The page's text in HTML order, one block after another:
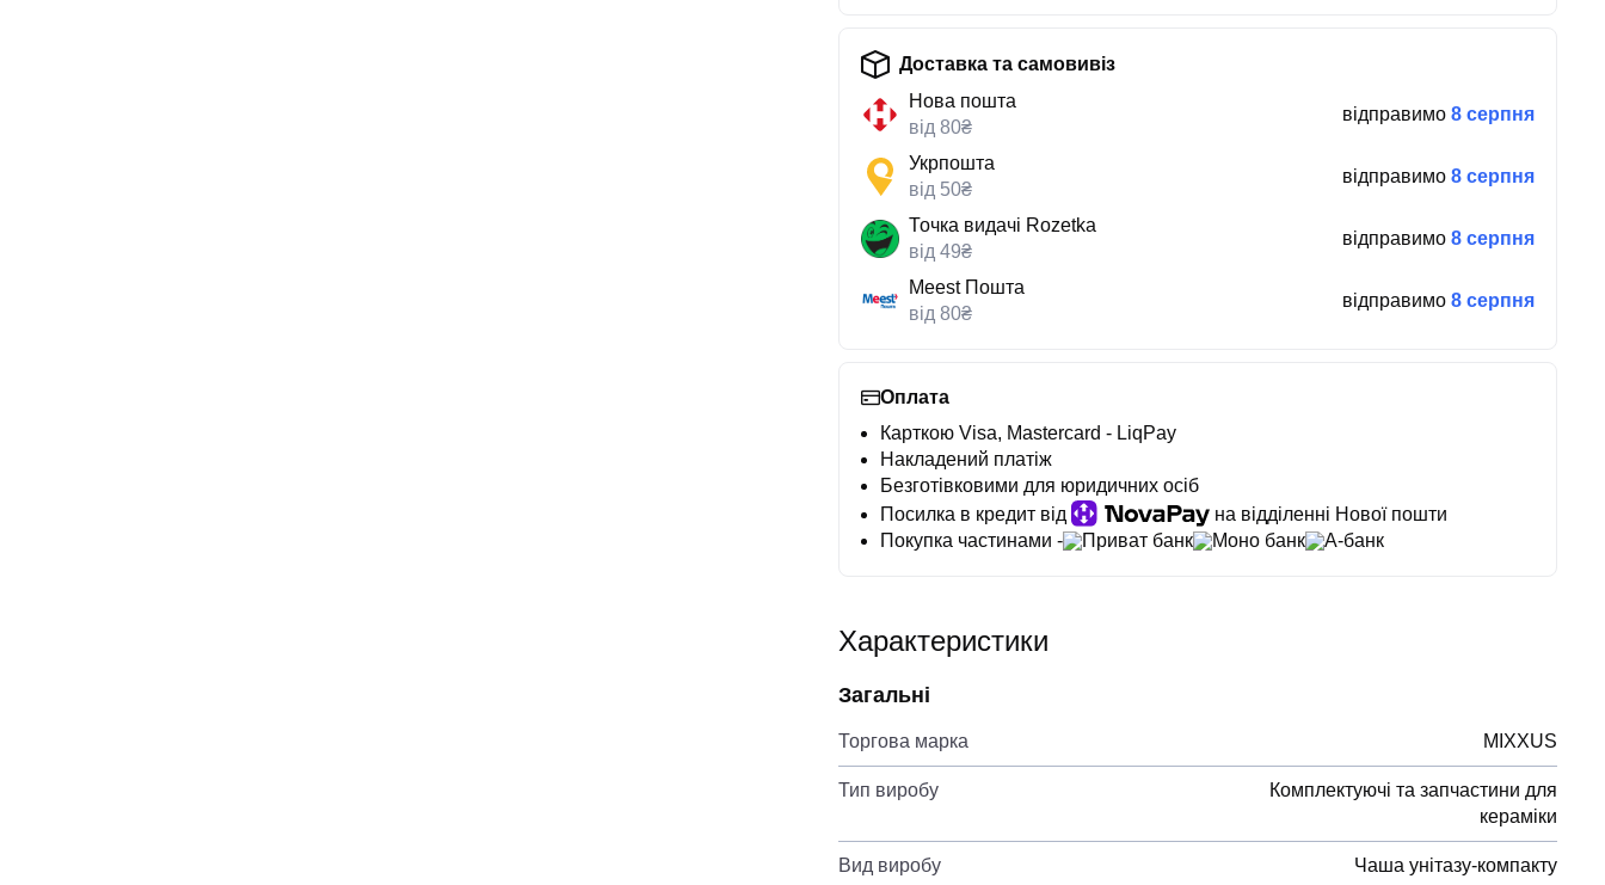
Доставка та самовивіз
Нова пошта
від 80₴
відправимо 8 серпня
Укрпошта
від 50₴
відправимо 8 серпня
Точка видачі Rozetka
від 49₴
відправимо 8 серпня
Meest Пошта
від 80₴
відправимо 8 серпня
Оплата
Карткою Visa, Mastercard - LiqPay
Накладений платіж
Безготівковими для юридичних осіб
Посилка в кредит від
на відділенні Нової пошти
Покупка частинами -
Приват банк Моно банк А-банк
Характеристики
Загальні
Торгова марка MIXXUS
Тип виробу
Комплектуючі та запчастини для
кераміки
Вид виробу Чаша унітазу-компакту